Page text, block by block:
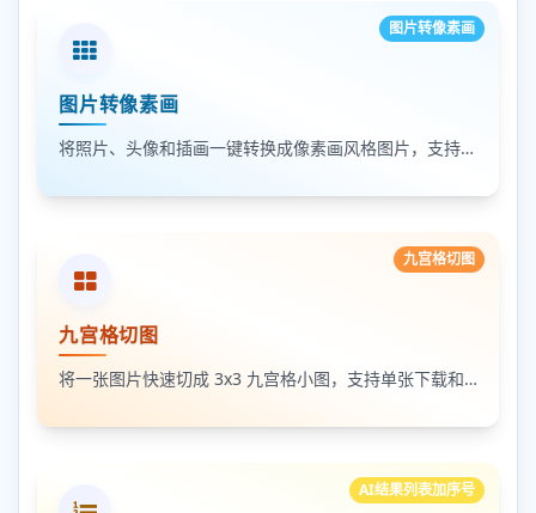
图片转像素画
图片转像素画
将照片、头像和插画一键转换成像素画风格图片，支持调节像素颗粒度、输出倍率和导出格式
九宫格切图
九宫格切图
将一张图片快速切成 3x3 九宫格小图，支持单张下载和 ZIP 打包下载
AI结果列表加序号